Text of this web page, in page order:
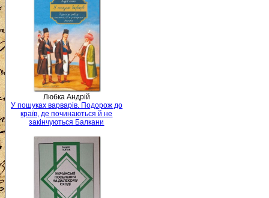
Любка Андрій
У пошуках варварів. Подорож до
країв, де починаються й не
закінчуються Балкани